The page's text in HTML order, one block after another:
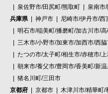
泉佐野市/田尻町/熊取町
泉南市
兵庫県
神戸市
尼崎市/伊丹市/西
明石市/稲美町/播磨町/加古川市/
三木市/小野市/加東市/加西市/西
たつの市/太子町/相生市/赤穂市/
朝来市/養父市/豊岡市/香美町/新
猪名川町/三田市
京都府
京都市
木津川市/精華町/